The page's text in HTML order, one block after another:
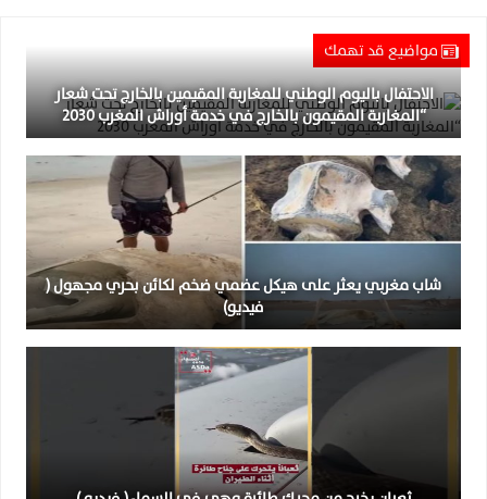
مواضيع قد تهمك
الاحتفال باليوم الوطني للمغاربة المقيمين بالخارج تحت شعار
“المغاربة المقيمون بالخارج في خدمة أوراش المغرب 2030
شاب مغربي يعثر على هيكل عضمي ضخم لكائن بحري مجهول (
فيديو)